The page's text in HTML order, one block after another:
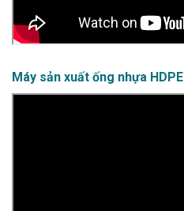
Máy sản xuất ống nhựa HDPE